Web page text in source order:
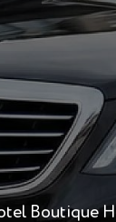
Boutique